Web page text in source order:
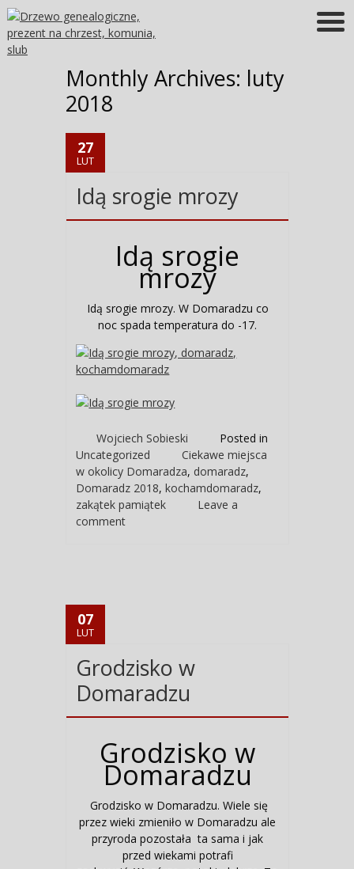
Monthly Archives: luty
2018
27
LUT
Idą srogie mrozy
Idą srogie
mrozy
Idą srogie mrozy. W Domaradzu co
noc spada temperatura do -17.
Wojciech Sobieski
Posted in
Uncategorized
Ciekawe miejsca
w okolicy Domaradza, domaradz,
Domaradz 2018,kochamdomaradz,
zakątek pamiątek
Leave a
comment
07
LUT
Grodzisko w
Domaradzu
Grodzisko w
Domaradzu
Grodzisko w Domaradzu. Wiele się
przez wieki zmieniło w Domaradzu ale
przyroda pozostała ta sama i jak
przed wiekami potrafi